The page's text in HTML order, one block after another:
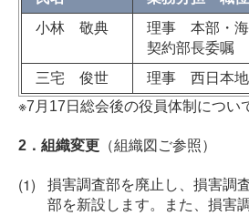
小林 敬典
理事 本部・海
契約部長委嘱
三宅 俊世
理事 西日本地
※7月17日総会後の役員体制につい
2．組織変更 （組織図ご参照）
損害調査部を廃止し、損害調
部を新設します。また、損害